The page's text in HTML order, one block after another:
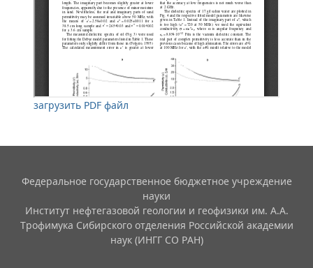
загрузить PDF файл
Федеральное государственное бюджетное учреждение
науки
Институт нефтегазовой геологии и геофизики им. А.А.
Трофимука Сибирского отделения Российской академии
наук (ИНГГ СО РАН)